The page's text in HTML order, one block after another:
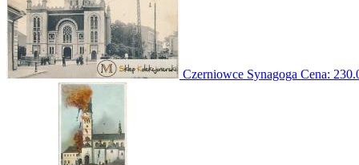
Czerniowce Synagoga Cena: